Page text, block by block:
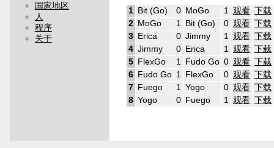
国家地区
人
程序
关于
1 Bit (Go) 0 MoGo 1 观看 下载
2 MoGo 1 Bit (Go) 0 观看 下载
3 Erica 0 Jimmy 1 观看 下载
4 Jimmy 0 Erica 1 观看 下载
5 FlexGo 1 Fudo Go 0 观看 下载
6 Fudo Go 1 FlexGo 0 观看 下载
7 Fuego 1 Yogo 0 观看 下载
8 Yogo 0 Fuego 1 观看 下载